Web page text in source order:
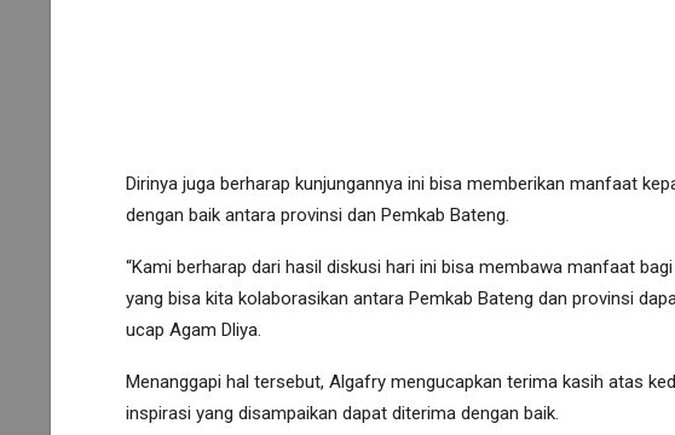
Dirinya juga berharap kunjungannya ini bisa memberikan manfaat
dengan baik antara provinsi dan Pemkab Bateng.
“Kami berharap dari hasil diskusi hari ini bisa membawa manfaat
yang bisa kita kolaborasikan antara Pemkab Bateng dan provinsi
ucap Agam Dliya.
Menanggapi hal tersebut, Algafry mengucapkan terima kasih atas
inspirasi yang disampaikan dapat diterima dengan baik.